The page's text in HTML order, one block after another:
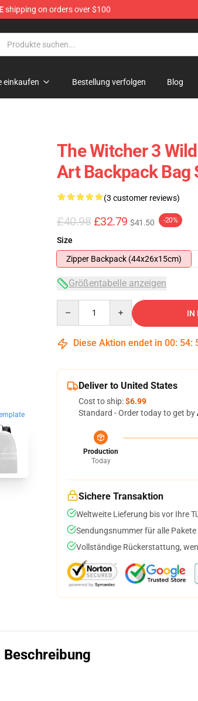
shipping on orders over $100
einkaufen Bestellung verfolgen Blog
The Witcher 3
Art Backpack Bag
(3 customer reviews)
£40.98 £32.79 $41.50 -20%
Size
Zipper Backpack (44x26x15cm)
Größentabelle anzeigen
IN
Diese Aktion endet in 00: 54:
Deliver to United States
Cost to ship:$6.99
Standard - Order today to get by
Production
Today
Sichere Transaktion
Weltweite Lieferung bis vor Ihre
Sendungsnummer für alle
Vollständige Rückerstattung,
Beschreibung